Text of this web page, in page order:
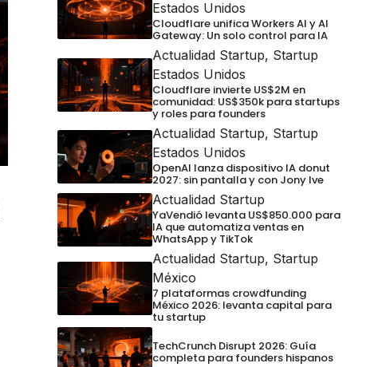
Estados Unidos
Cloudflare unifica Workers AI y AI
Gateway: Un solo control para IA
Actualidad Startup, Startup
Estados Unidos
Cloudflare invierte US$2M en
comunidad: US$350k para startups
y roles para founders
Actualidad Startup, Startup
Estados Unidos
OpenAI lanza dispositivo IA donut
2027: sin pantalla y con Jony Ive
Actualidad Startup
YaVendió levanta US$850.000 para
IA que automatiza ventas en
WhatsApp y TikTok
Actualidad Startup, Startup
México
7 plataformas crowdfunding
México 2026: levanta capital para
tu startup
TechCrunch Disrupt 2026: Guía
completa para founders hispanos